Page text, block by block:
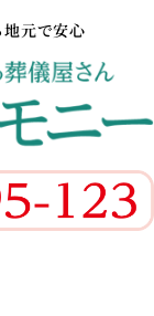
元で安心